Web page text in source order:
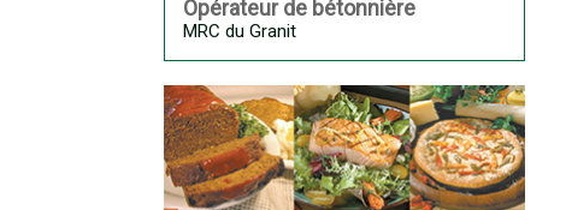
Opérateur de bétonnière
MRC du Granit